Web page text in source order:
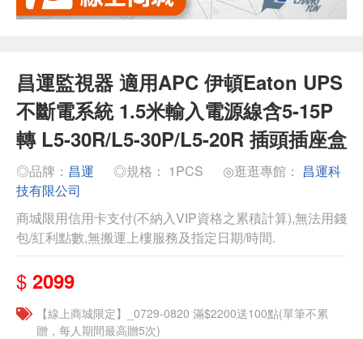
昌運監視器 適用APC 伊頓Eaton UPS
不斷電系統 1.5米輸入電源線含5-15P
轉 L5-30R/L5-30P/L5-20R 插頭插座盒
◎品牌： 昌運 ◎規格： 1PCS ◎逛逛專館： 昌運科
技有限公司
商城限用信用卡支付(不納入VIP資格之累積計算),無法用錢
包/紅利點數,無搬運上樓服務及指定日期/時間.
$ 2099
【線上商城限定】_0729-0820 滿$2200送100點(單筆不累
贈，每人期間最高贈5次)